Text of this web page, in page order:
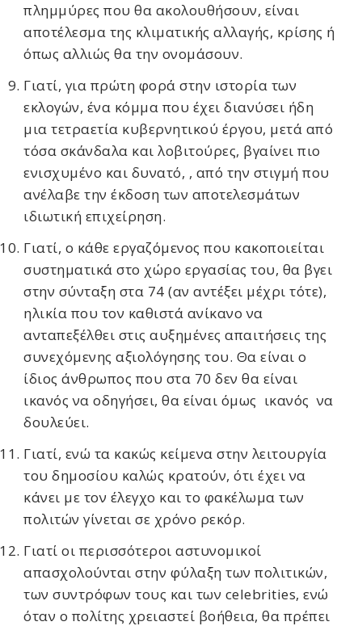
πλημμύρες που θα ακολουθήσουν, είναι
αποτέλεσμα της κλιματικής αλλαγής, κρίσης ή
όπως αλλιώς θα την ονομάσουν.
Γιατί, για πρώτη φορά στην ιστορία των
εκλογών, ένα κόμμα που έχει διανύσει ήδη
μια τετραετία κυβερνητικού έργου, μετά από
τόσα σκάνδαλα και λοβιτούρες, βγαίνει πιο
ενισχυμένο και δυνατό, , από την στιγμή που
ανέλαβε την έκδοση των αποτελεσμάτων
ιδιωτική επιχείρηση.
Γιατί, ο κάθε εργαζόμενος που κακοποιείται
συστηματικά στο χώρο εργασίας του, θα βγει
στην σύνταξη στα 74 (αν αντέξει μέχρι τότε),
ηλικία που τον καθιστά ανίκανο να
ανταπεξέλθει στις αυξημένες απαιτήσεις της
συνεχόμενης αξιολόγησης του. Θα είναι ο
ίδιος άνθρωπος που στα 70 δεν θα είναι
ικανός να οδηγήσει, θα είναι όμως ικανός να
δουλεύει.
Γιατί, ενώ τα κακώς κείμενα στην λειτουργία
του δημοσίου καλώς κρατούν, ότι έχει να
κάνει με τον έλεγχο και το φακέλωμα των
πολιτών γίνεται σε χρόνο ρεκόρ.
Γιατί οι περισσότεροι αστυνομικοί
απασχολούνται στην φύλαξη των πολιτικών,
των συντρόφων τους και των celebrities, ενώ
όταν ο πολίτης χρειαστεί βοήθεια, θα πρέπει